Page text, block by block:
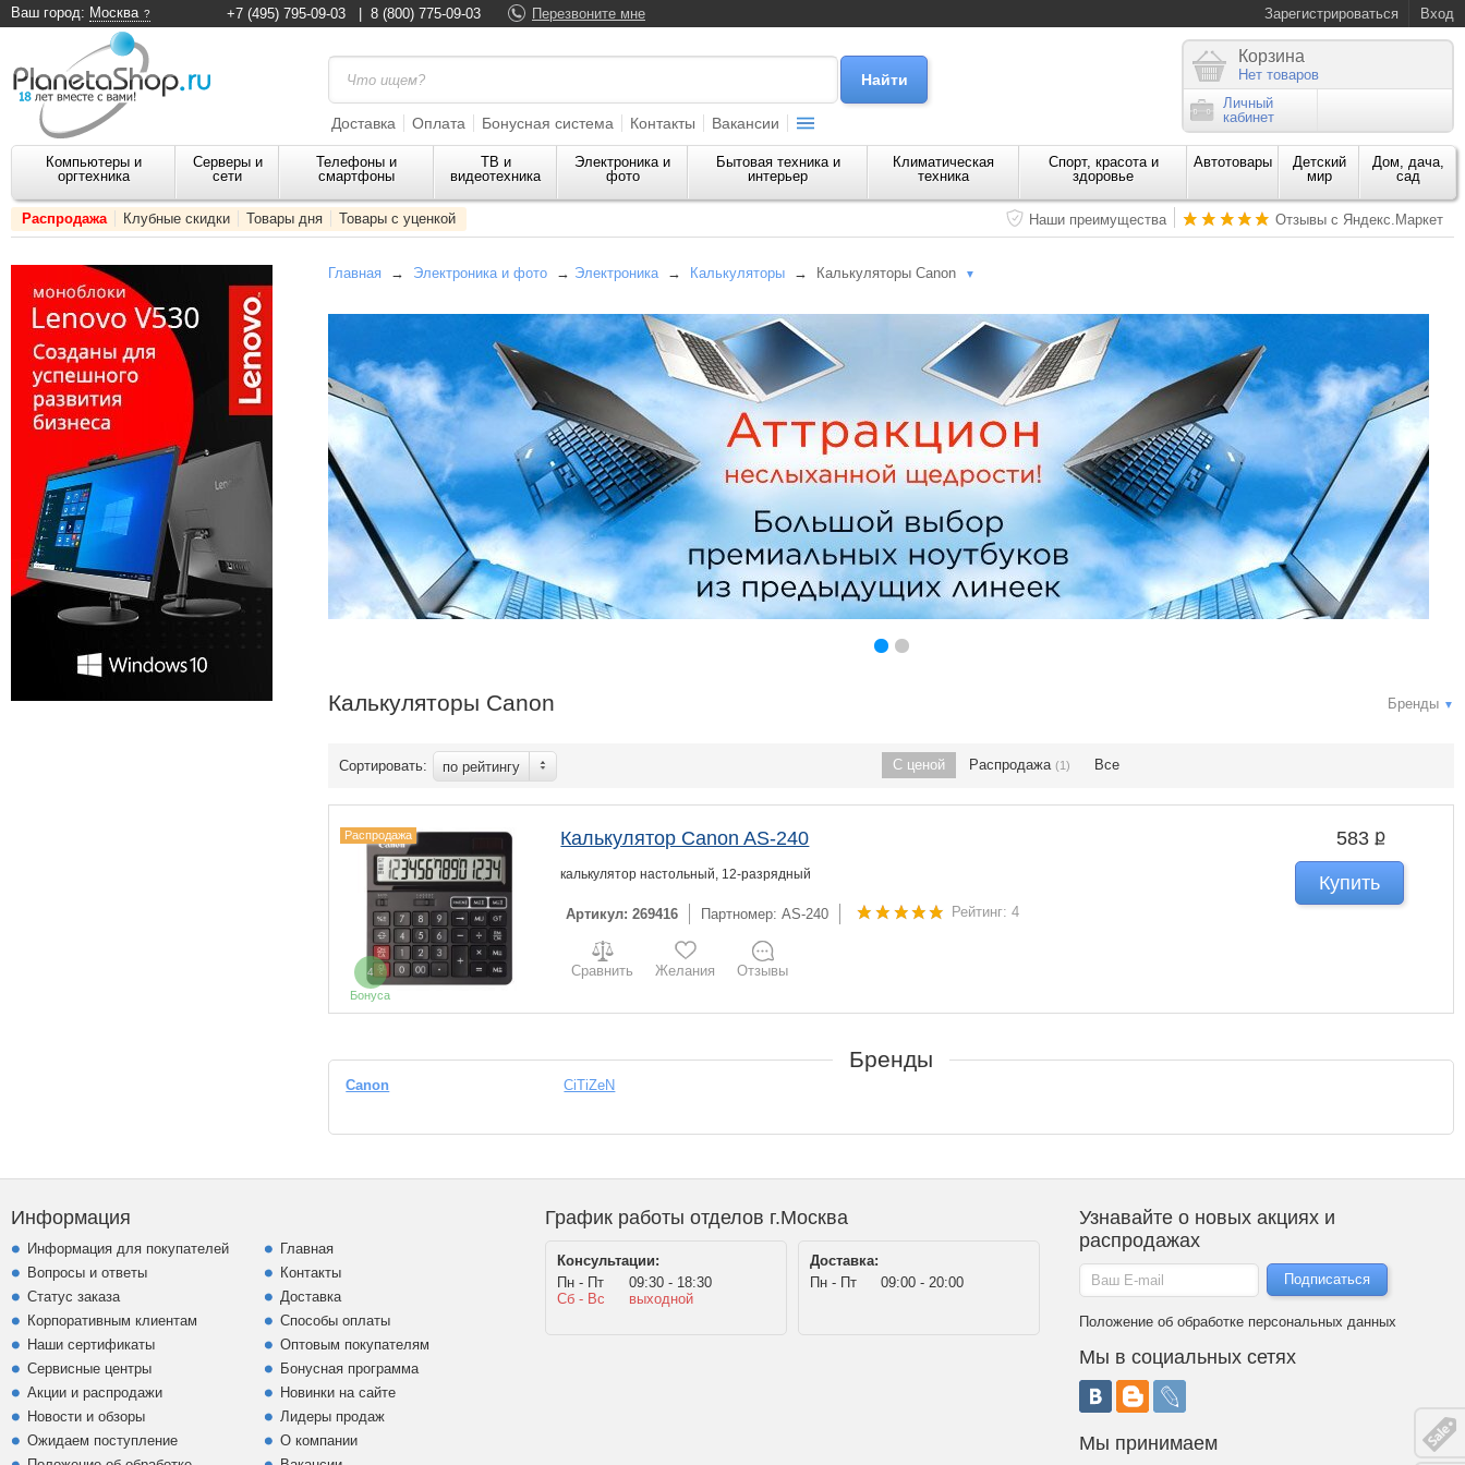
Ваш город: Москва Зарегистрироваться Вход
+7 (495) 795-09-03 8 (800) 775-09-03 Перезвоните мне
Доставка Оплата Бонусная система Контакты Вакансии
Корзина
Нет товаров
Личный
кабинет
Компьютеры и
оргтехника
Серверы и
сети
Телефоны и
смартфоны
ТВ и
видеотехника
Электроника и
фото
Бытовая техника и
интерьер
Климатическая
техника
Спорт, красота и
здоровье
Автотовары
Детский
мир
Дом, дача,
сад
Распродажа Клубные скидки Товары дня Товары с уценкой Наши преимущества Отзывы с Яндекс.Маркет
Главная → Электроника и фото → Электроника→ Калькуляторы → Калькуляторы Canon ▼
Бренды ▼
Калькуляторы Canon
Сортировать: по рейтингу С ценой Распродажа (1) Все
4
Бонуса
Распродажа 583 ք
Купить
Калькулятор Canon AS-240
калькулятор настольный, 12-разрядный
Артикул: 269416 Партномер: AS-240 Рейтинг: 4
Сравнить Желания Отзывы
Бренды
Canon CiTiZeN
Информация
Информация для покупателей
Вопросы и ответы
Статус заказа
Корпоративным клиентам
Наши сертификаты
Сервисные центры
Акции и распродажи
Новости и обзоры
Ожидаем поступление
Главная
Контакты
Доставка
Способы оплаты
Оптовым покупателям
Бонусная программа
Новинки на сайте
Лидеры продаж
О компании
График работы отделов г.Москва
Консультации:
Пн - Пт
09:30 - 18:30
Сб - Вс
выходной
Доставка:
Пн - Пт
09:00 - 20:00
Узнавайте о новых акциях и
распродажах
Положение об обработке персональных данных
Мы в социальных сетях
Мы принимаем